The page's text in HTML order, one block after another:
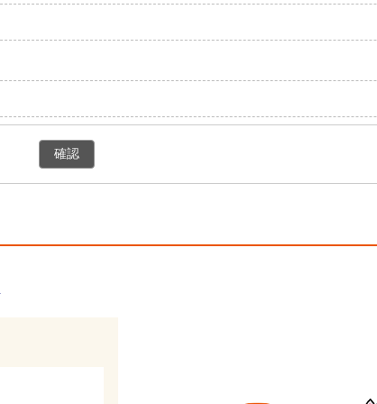
確認